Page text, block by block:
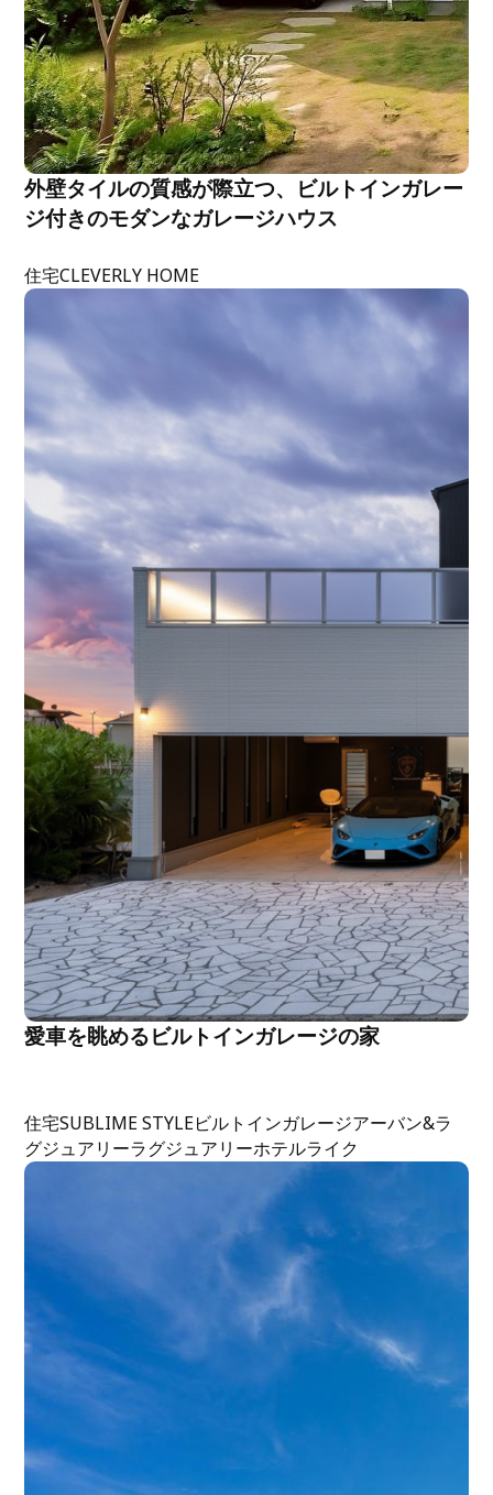
外壁タイルの質感が際立つ、ビルトインガレー
ジ付きのモダンなガレージハウス
住宅CLEVERLY HOME
愛車を眺めるビルトインガレージの家
住宅SUBLIME STYLEビルトインガレージアーバン&ラ
グジュアリーラグジュアリーホテルライク